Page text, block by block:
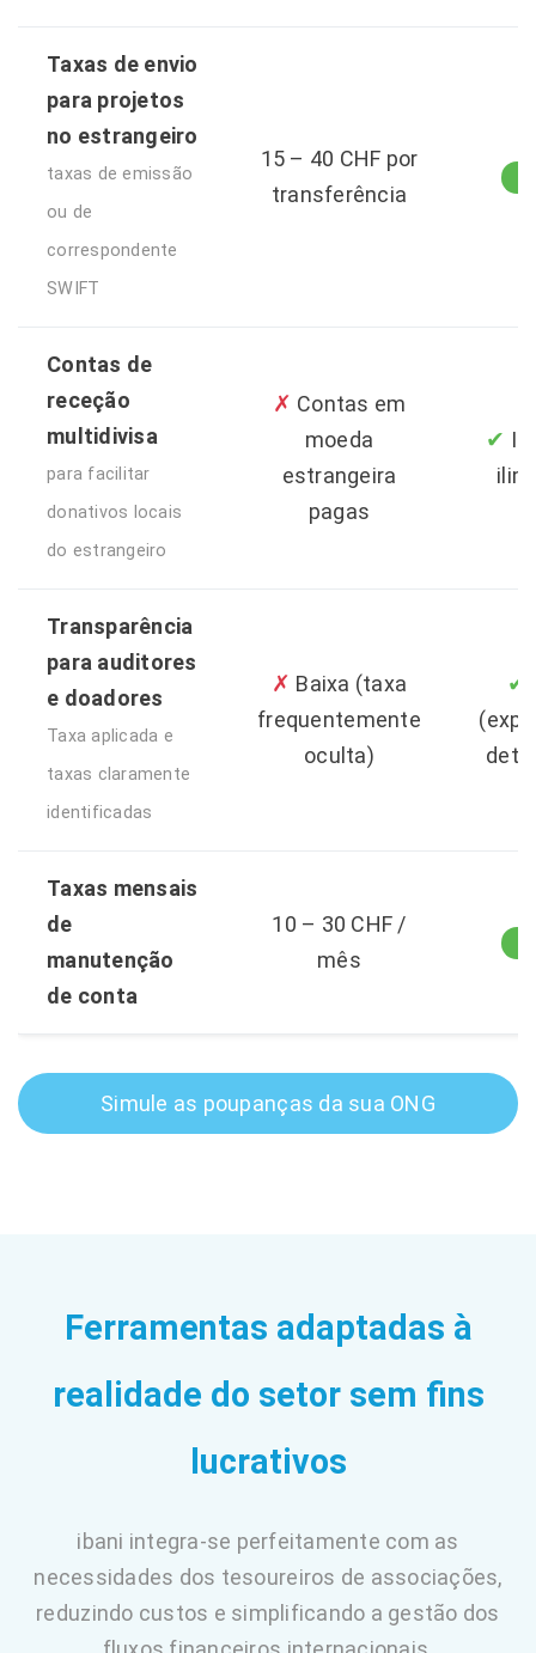
Taxas de envio
para projetos
no estrangeiro
taxas de emissão
ou de
correspondente
SWIFT
15 – 40 CHF por
transferência
Contas de
receção
multidivisa
para facilitar
donativos locais
do estrangeiro
✗ Contas em
moeda
estrangeira
pagas
✔
Transparência
para auditores
e doadores
Taxa aplicada e
taxas claramente
identificadas
✗ Baixa (taxa
frequentemente
oculta)
✔
Taxas mensais
de
manutenção
de conta
10 – 30 CHF /
mês
Simule as poupanças da sua ONG
Ferramentas adaptadas à
realidade do setor sem fins
lucrativos
ibani integra-se perfeitamente com as
necessidades dos tesoureiros de associações,
reduzindo custos e simplificando a gestão dos